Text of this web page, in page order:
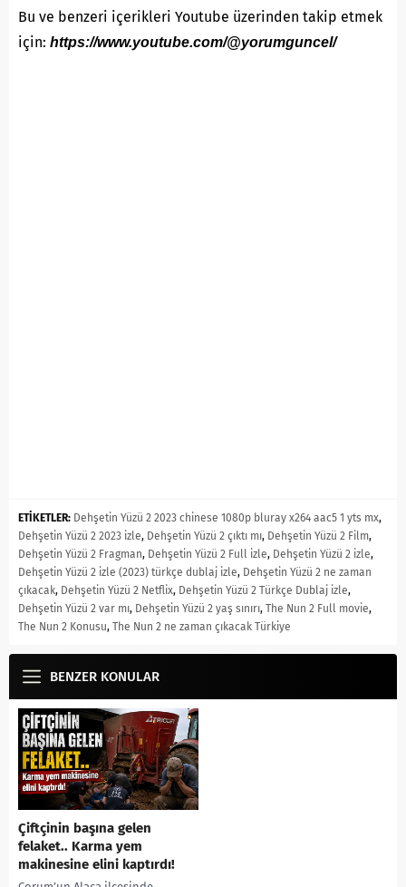
Bu ve benzeri içerikleri Youtube üzerinden takip etmek
için: https://www.youtube.com/@yorumguncel/
ETİKETLER: Dehşetin Yüzü 2 2023 chinese 1080p bluray x264 aac5 1 yts mx,
Dehşetin Yüzü 2 2023 izle, Dehşetin Yüzü 2 çıktı mı, Dehşetin Yüzü 2 Film,
Dehşetin Yüzü 2 Fragman, Dehşetin Yüzü 2 Full izle, Dehşetin Yüzü 2 izle,
Dehşetin Yüzü 2 izle (2023) türkçe dublaj izle, Dehşetin Yüzü 2 ne zaman
çıkacak, Dehşetin Yüzü 2 Netflix, Dehşetin Yüzü 2 Türkçe Dublaj izle,
Dehşetin Yüzü 2 var mı, Dehşetin Yüzü 2 yaş sınırı, The Nun 2 Full movie,
The Nun 2 Konusu, The Nun 2 ne zaman çıkacak Türkiye
BENZER KONULAR
Çiftçinin başına gelen
felaket.. Karma yem
makinesine elini kaptırdı!